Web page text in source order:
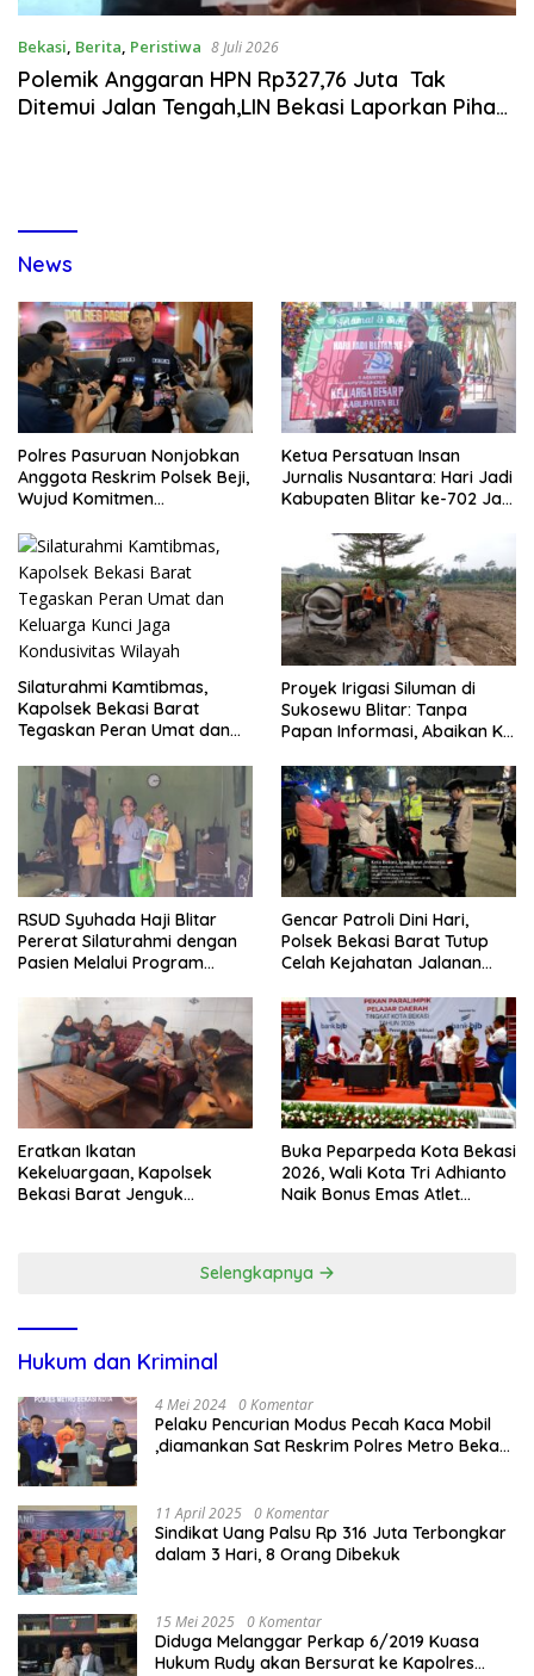
Bekasi, Berita, Peristiwa 8 Juli 2026
Polemik Anggaran HPN Rp327,76 Juta Tak
Ditemui Jalan Tengah,LIN Bekasi Laporkan Pihak
News
Polres Pasuruan Nonjobkan
Anggota Reskrim Polsek Beji,
Wujud Komitmen
Dugaan Penganiayaan
Ketua Persatuan Insan
Jurnalis Nusantara: Hari Jadi
Kabupaten Blitar ke-702 Jadi
Pembangunan
Silaturahmi Kamtibmas,
Kapolsek Bekasi Barat
Tegaskan Peran Umat dan
Kondusivitas Wilayah
Proyek Irigasi Siluman di
Sukosewu Blitar: Tanpa
Papan Informasi, Abaikan K3,
Tanggung Jawab
RSUD Syuhada Haji Blitar
Pererat Silaturahmi dengan
Pasien Melalui Program
Gencar Patroli Dini Hari,
Polsek Bekasi Barat Tutup
Celah Kejahatan Jalanan
Eratkan Ikatan
Kekeluargaan, Kapolsek
Bekasi Barat Jenguk
Buka Peparpeda Kota Bekasi
2026, Wali Kota Tri Adhianto
Naik Bonus Emas Atlet
Selengkapnya
Hukum dan Kriminal
4 Mei 2024 0 Komentar
Pelaku Pencurian Modus Pecah Kaca Mobil
,diamankan Sat Reskrim Polres Metro Bekasi
11 April 2025 0 Komentar
Sindikat Uang Palsu Rp 316 Juta Terbongkar
dalam 3 Hari, 8 Orang Dibekuk
15 Mei 2025 0 Komentar
Diduga Melanggar Perkap 6/2019 Kuasa
Hukum Rudy akan Bersurat ke Kapolres